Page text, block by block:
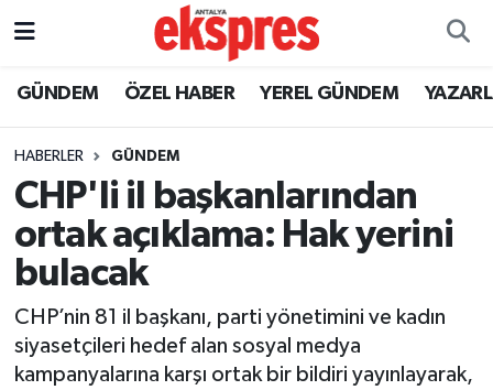
GÜNDEM ÖZEL HABER YEREL GÜNDEM
HABERLER GÜNDEM
CHP'li il başkanlarından
ortak açıklama: Hak yerini
bulacak
CHP’nin 81 il başkanı, parti yönetimini ve kadın
siyasetçileri hedef alan sosyal medya
kampanyalarına karşı ortak bir bildiri yayınlayarak,
ÖZEL HABER
YEREL GÜNDEM
EKONOMİ
KÜLTÜR - SANAT
Nöbetçi Eczaneler
Trafik Durumu
Süper Lig Puan Durumu ve Fikstür
Tüm Manşetler
Son Dakika Haberleri